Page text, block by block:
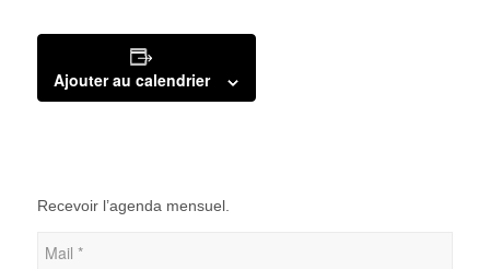
Ajouter au calendrier
Recevoir l’agenda mensuel.